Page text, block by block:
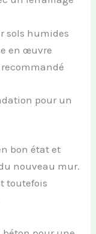
sols humides
en œuvre
recommandé
pour un
bon état et
nouveau mur.
toutefois